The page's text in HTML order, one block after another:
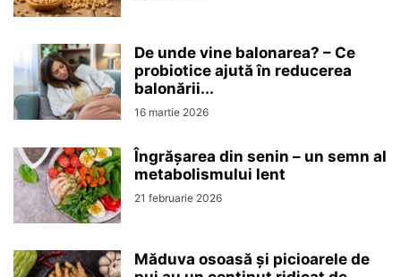
De unde vine balonarea? – Ce
probiotice ajută în reducerea
balonării...
16 martie 2026
Îngrășarea din senin – un semn al
metabolismului lent
21 februarie 2026
Măduva osoasă și picioarele de